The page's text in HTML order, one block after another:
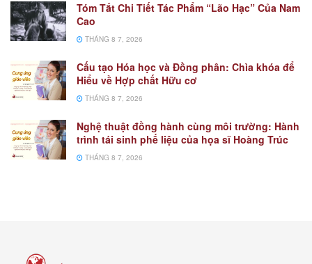
Tóm Tắt Chi Tiết Tác Phẩm “Lão Hạc” Của Nam
Cao
THÁNG 8 7, 2026
Cấu tạo Hóa học và Đồng phân: Chìa khóa để
Hiểu về Hợp chất Hữu cơ
THÁNG 8 7, 2026
Nghệ thuật đồng hành cùng môi trường: Hành
trình tái sinh phế liệu của họa sĩ Hoàng Trúc
THÁNG 8 7, 2026